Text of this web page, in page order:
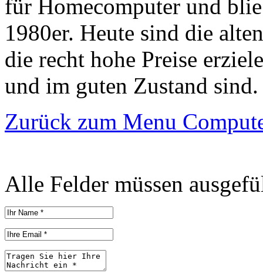
für Homecomputer und
1980er. Heute sind die
die recht hohe Preise
und im guten Zustand sind.
Zurück zum Menu
Alle Felder müssen